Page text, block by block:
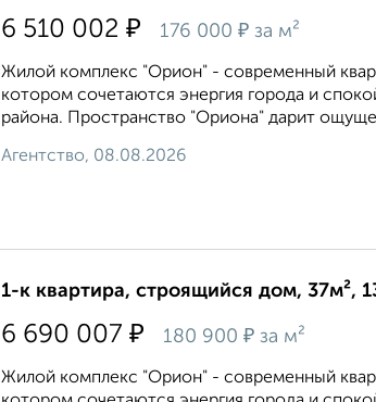
6 510 002 ₽ 176 000 ₽ за м²
Жилой комплекс "Орион" - современный
котором сочетаются энергия города и
района. Пространство "Ориона" дарит
Агентство, 08.08.2026
1-к квартира, строящийся дом, 37м²,
6 690 007 ₽ 180 900 ₽ за м²
Жилой комплекс "Орион" - современный